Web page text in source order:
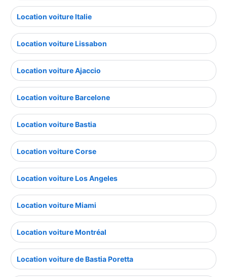
Location voiture Italie
Location voiture Lissabon
Location voiture Ajaccio
Location voiture Barcelone
Location voiture Bastia
Location voiture Corse
Location voiture Los Angeles
Location voiture Miami
Location voiture Montréal
Location voiture de Bastia Poretta